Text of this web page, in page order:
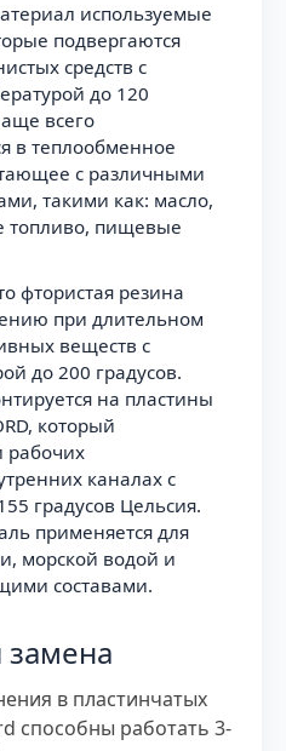
используемые
подвергаются
средств с
до 120
всего
в теплообменное
с различными
такими как: масло,
топливо, пищевые
фтористая резина
при длительном
веществ с
до 200 градусов.
на пластины
который
рабочих
каналах с
градусов Цельсия.
применяется для
морской водой и
составами.
в пластинчатых
способны работать 3-